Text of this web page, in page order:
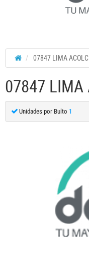
07847 LIMA
07847 LIMA
Unidades por Bulto 1